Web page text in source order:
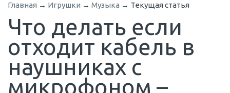
Главная → Игрушки → Музыка → Текущая статья
Что делать если
отходит кабель в
наушниках с
микрофоном –